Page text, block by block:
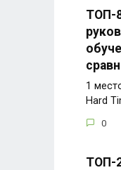
ТОП-
1
Hard
0
ТОП-